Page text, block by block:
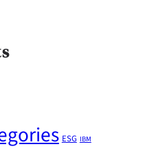
ESG IBM